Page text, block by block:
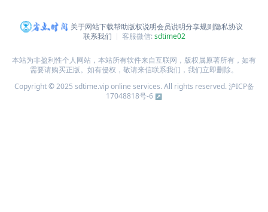
关于网站下载帮助版权说明会员说明分享规则隐私协议
联系我们
客服微信:sdtime02
本站为非盈利性个人网站，本站所有软件来自互联网，版权属原著所有，如有
需要请购买正版。如有侵权，敬请来信联系我们，我们立即删除。
Copyright © 2025 sdtime.vip online services. All rights reserved.沪ICP备
17048818号-6